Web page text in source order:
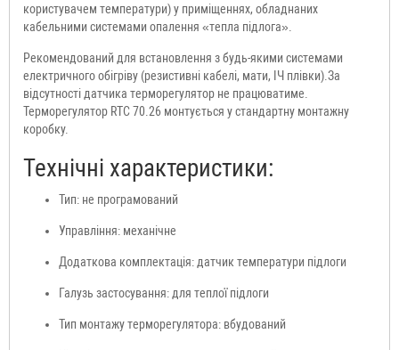
користувачем температури) у приміщеннях, обладнаних
кабельними системами опалення «тепла підлога».
Рекомендований для встановлення з будь-якими системами
електричного обігріву (резистивні кабелі, мати, ІЧ плівки).За
відсутності датчика терморегулятор не працюватиме.
Терморегулятор RTC 70.26 монтується у стандартну монтажну
коробку.
Технічні характеристики:
Тип: не програмований
Управління: механічне
Додаткова комплектація:датчик температури підлоги
Галузь застосування:для теплої підлоги
Тип монтажу терморегулятора: вбудований